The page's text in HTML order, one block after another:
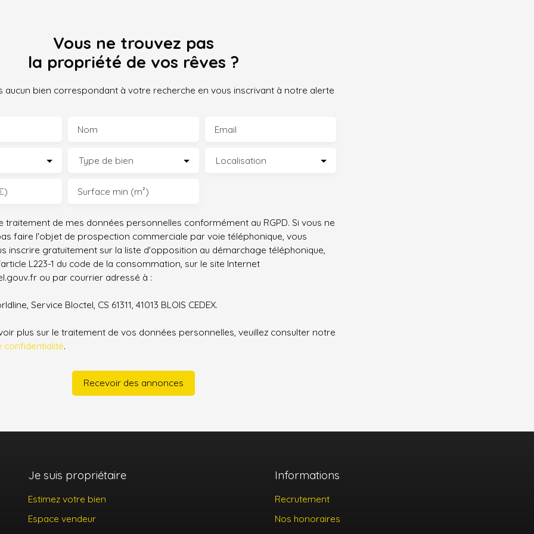
secteur recherché du 19ème arrondissement, à
stationnement est particulièrement dense et
Vous ne trouvez pas
la propriété de vos rêves ?
aucun bien correspondant à votre recherche en vous inscrivant à notre alerte
Nom Email
Type de bien Localisation
Surface min (m²)
traitement de mes données personnelles conformément au RGPD. Si vous ne
faire l'objet de prospection commerciale par voie téléphonique, vous
inscrire gratuitement sur la liste d'opposition au démarchage téléphonique,
L223-1 du code de la consommation, sur le site Internet
ou par courrier adressé à :
Service Bloctel, CS 61311, 41013 BLOIS CEDEX.
plus sur le traitement de vos données personnelles, veuillez consulter notre
confidentialité.
Recevoir des annonces
Je suis propriétaire
Estimez votre bien
Espace vendeur
Informations
Recrutement
Nos honoraires